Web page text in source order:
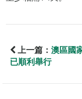
上一篇： 澳區國
已順利舉行